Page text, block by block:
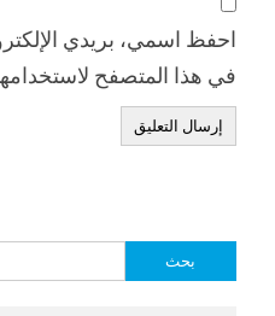
احفظ اسمي، بريدي
في هذا المتصفح
البحث